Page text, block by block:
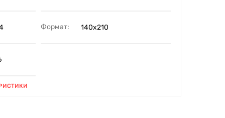
Формат: 140х210